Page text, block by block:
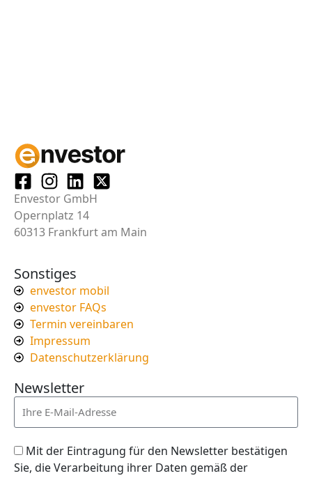
Envestor GmbH
Opernplatz 14
60313 Frankfurt am Main
Sonstiges
envestor mobil
envestor FAQs
Termin vereinbaren
Impressum
Datenschutzerklärung
Newsletter
Mit der Eintragung für den Newsletter bestätigen
Sie, die Verarbeitung ihrer Daten gemäß der